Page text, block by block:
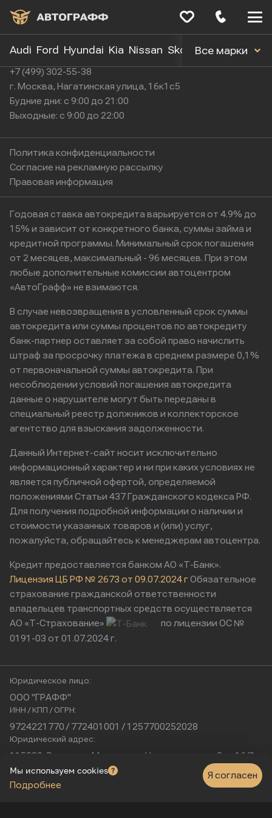
Audi Ford Hyundai Kia Nissan Skoda Toyota
Все марки
+7 (499) 302-55-38
г. Москва, Нагатинская улица, 16к1с5
Будние дни: с 9:00 до 21:00
Выходные: с 9:00 до 22:00
Политика конфиденциальности
Согласие на рекламную рассылку
Правовая информация
Годовая ставка автокредита варьируется от 4.9% до
15% и зависит от конкретного банка, суммы займа и
кредитной программы. Минимальный срок погашения
от 2 месяцев, максимальный - 96 месяцев. При этом
любые дополнительные комиссии автоцентром
«АвтоГрафф» не взимаются.
В случае невозвращения в условленный срок суммы
автокредита или суммы процентов по автокредиту
банк-партнер оставляет за собой право начислить
штраф за просрочку платежа в среднем размере 0,1%
от первоначальной суммы автокредита. При
несоблюдении условий погашения автокредита
данные о нарушителе могут быть переданы в
специальный реестр должников и коллекторское
агентство для взыскания задолженности.
Данный Интернет-сайт носит исключительно
информационный характер и ни при каких условиях не
является публичной офертой, определяемой
положениями Статьи 437 Гражданского кодекса РФ.
Для получения подробной информации о наличии и
стоимости указанных товаров и (или) услуг,
пожалуйста, обращайтесь к менеджерам автоцентра.
Кредит предоставляется банком АО «Т-Банк».
Лицензия ЦБ РФ № 2673 от 09.07.2024 гОбязательное
страхование гражданской ответственности
владельцев транспортных средств осуществляется
АО «Т-Страхование»
по лицензии ОС №
0191-03 от 01.07.2024 г.
Юридическое лицо:
ООО "ГРАФФ"
ИНН / КПП / ОГРН:
9724221770 / 772401001 / 1257700252028
Юридический адрес:
115230, Россия, г. Москва, ул. Нагатинская, д. 2, п. 16/2
Физический адрес:
г. Москва, Нагатинская улица, 16к1с5
Мы используем cookies
Подробнее
Я согласен